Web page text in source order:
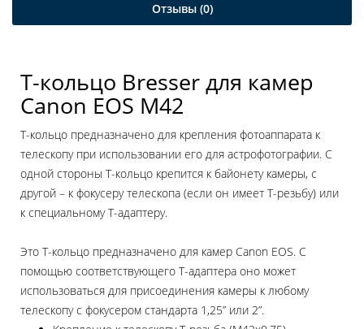
Отзывы (0)
Т-кольцо Bresser для камер
Canon EOS M42
Т-кольцо предназначено для крепления фотоаппарата к
телескопу при использовании его для астрофотографии. С
одной стороны Т-кольцо крепится к байонету камеры, с
другой – к фокусеру телескопа (если он имеет Т-резьбу) или
к специальному Т-адаптеру.
Это Т-кольцо предназначено для камер Canon EOS. С
помощью соответствующего Т-адаптера оно может
использоваться для присоединения камеры к любому
телескопу с фокусером стандарта 1,25” или 2”.